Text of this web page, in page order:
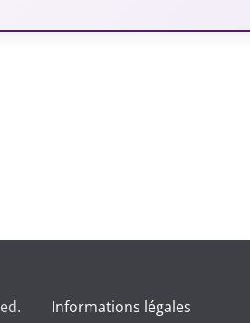
Informations légales